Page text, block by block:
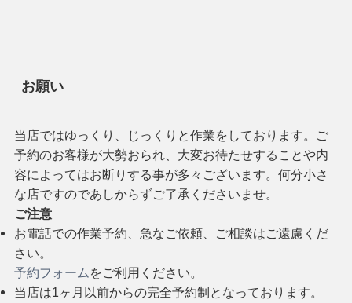
お願い
当店ではゆっくり、じっくりと作業をしております。ご
予約のお客様が大勢おられ、大変お待たせすることや内
容によってはお断りする事が多々ございます。何分小さ
な店ですのであしからずご了承くださいませ。
ご注意
お電話での作業予約、急なご依頼、ご相談はご遠慮くだ
さい。
予約フォーム をご利用ください。
当店は1ヶ月以前からの完全予約制となっております。